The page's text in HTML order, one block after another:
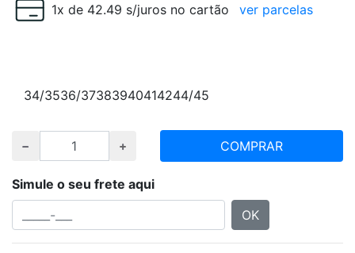
1x de 42.49 s/juros no cartão ver parcelas
34/3536/37383940414244/45
COMPRAR
Simule o seu frete aqui
OK